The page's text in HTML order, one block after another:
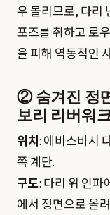
우 몰리므로, 다리
포즈를 취하고 로
을 피해 역동적인
② 숨겨진 정
보리 리버워
위치: 에비스바시
쪽 계단.
구도: 다리 위 인파
에서 정면으로 올